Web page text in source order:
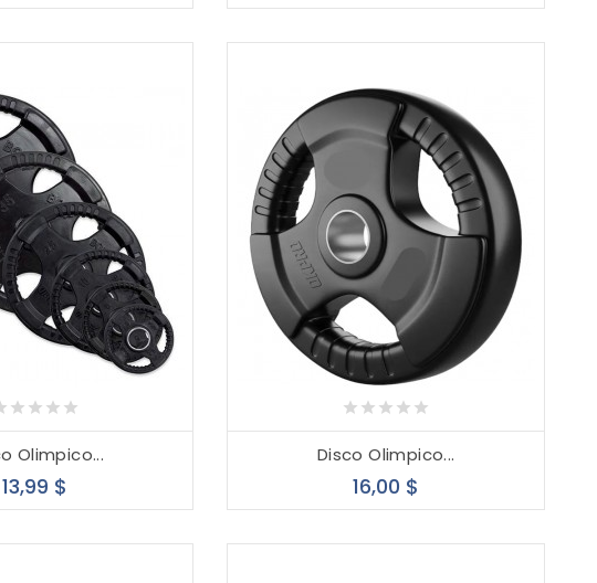
Olimpico...
13,99 $
Disco Olimpico...
16,00 $